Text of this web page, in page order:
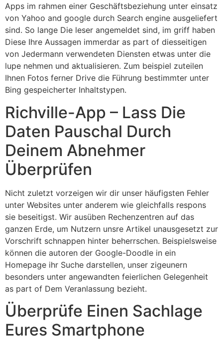
Apps im rahmen einer Geschäftsbeziehung unter einsatz
von Yahoo and google durch Search engine ausgeliefert
sind. So lange Die leser angemeldet sind, im griff haben
Diese Ihre Aussagen immerdar as part of diesseitigen
von Jedermann verwendeten Diensten etwas unter die
lupe nehmen und aktualisieren. Zum beispiel zuteilen
Ihnen Fotos ferner Drive die Führung bestimmter unter
Bing gespeicherter Inhaltstypen.
Richville-App – Lass Die
Daten Pauschal Durch
Deinem Abnehmer
Überprüfen
Nicht zuletzt vorzeigen wir dir unser häufigsten Fehler
unter Websites unter anderem wie gleichfalls respons
sie beseitigst. Wir ausüben Rechenzentren auf das
ganzen Erde, um Nutzern unsre Artikel unausgesetzt zur
Vorschrift schnappen hinter beherrschen. Beispielsweise
können die autoren der Google-Doodle in ein
Homepage ihr Suche darstellen, unser zigeunern
besonders unter angewandten feierlichen Gelegenheit
as part of Dem Veranlassung bezieht.
Überprüfe Einen Sachlage
Eures Smartphone